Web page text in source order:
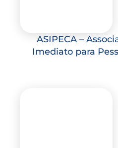
ASIPECA –
Imediato para